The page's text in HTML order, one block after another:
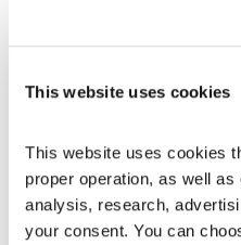
This website uses cookies
This website uses cookies
proper operation, as well
analysis, research,
your consent. You can